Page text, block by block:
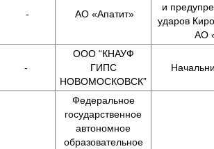
- АО «Апатит»
и
ударов
АО
-
ООО “КНАУФ
ГИПС
НОВОМОСКОВСК”
Федеральное
государственное
автономное
образовательное